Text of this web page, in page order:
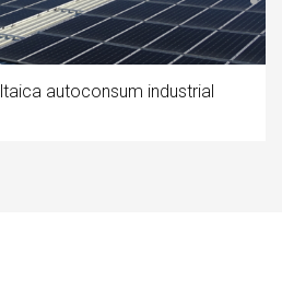
autoconsum industrial